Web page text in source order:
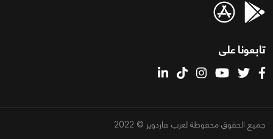
تابعونا على
جميع الحقوق محفوظة لعرب هاردوير © 2022